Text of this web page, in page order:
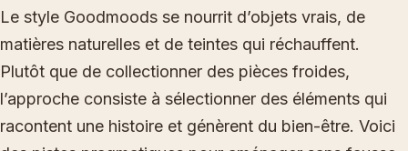
Le style Goodmoods se nourrit d’objets vrais, de
matières naturelles et de teintes qui réchauffent.
Plutôt que de collectionner des pièces froides,
l’approche consiste à sélectionner des éléments qui
racontent une histoire et génèrent du bien-être. Voici